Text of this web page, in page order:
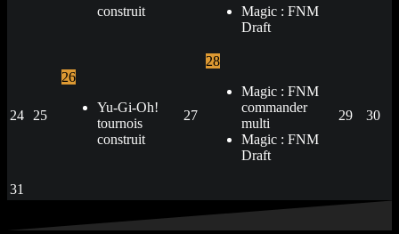
construit
Magic : FNM
Draft
24 25
26
Yu-Gi-Oh!
tournois
construit
27
28
Magic : FNM
commander
multi
Magic : FNM
Draft
29 30
31